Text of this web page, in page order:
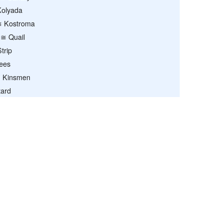
Kostroma
≅ Quail